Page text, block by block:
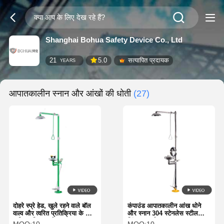
Shanghai Bohua Safety Device Co., Ltd
21 YEARS 5.0 सत्यापित प्रदायक
आपातकालीन स्नान और आंखों की धोती (27)
दोहरे स्प्रे हेड, खुले रहने वाले बॉल
वाल्व और त्वरित प्रतिक्रिया के लिए
त्वरित सक्रियण के साथ
कंपाउंड आपातकालीन आंख धोने
और स्नान 304 स्टेनलेस स्टील
लिंक कवर के साथ